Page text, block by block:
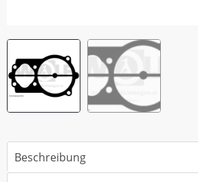
Beschreibung